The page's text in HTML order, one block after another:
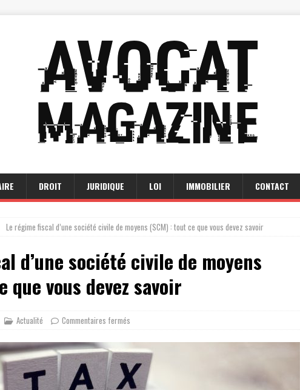
DROIT JURIDIQUE LOI IMMOBILIER CONTACT
Le régime fiscal d’une société civile de moyens (SCM) : tout ce que vous devez savoir
d’une société civile de moyens
que vous devez savoir
Actualité Commentaires fermés